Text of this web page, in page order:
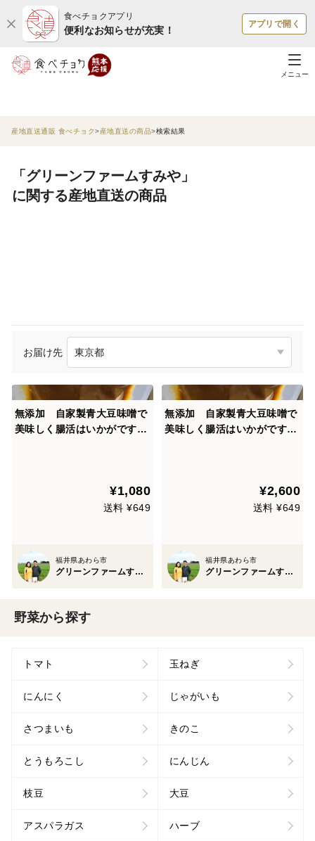
食べチョクアプリ
便利なお知らせが充実！
アプリで開く
メニュー
産地直送通販 食べチョク 産地直送の商品 検索結果
「グリーンファームすみや」
に関する産地直送の商品
お届け先
無添加 自家製青大豆味噌で
美味しく腸活はいかがです
¥1,080
送料 ¥649
福井県あわら市
グリーンファームすみや
無添加 自家製青大豆味噌で
美味しく腸活はいかがです
¥2,600
送料 ¥649
福井県あわら市
グリーンファームすみや
野菜から探す
トマト 玉ねぎ
にんにく じゃがいも
さつまいも きのこ
とうもろこし にんじん
枝豆 大豆
アスパラガス ハーブ